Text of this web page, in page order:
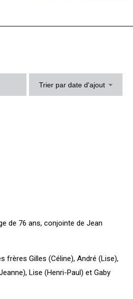
Trier par date d'ajout
de 76 ans, conjointe de Jean
frères Gilles (Céline), André (Lise),
Lise (Henri-Paul) et Gaby